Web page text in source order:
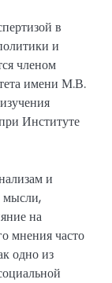
в
и
членом
имени М.В.
Институте
и
мысли,
на
мнения часто
одно из